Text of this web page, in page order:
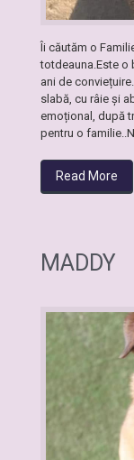
Îi căutăm o
totdeauna.Este o
ani de
slabă, cu râie și
emoțional, după
pentru o
Read More
MADDY